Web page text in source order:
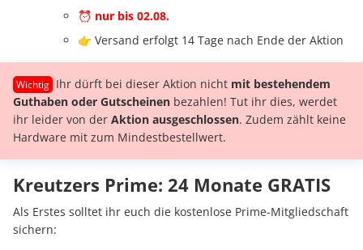
⏰ nur bis 02.08.
👉 Versand erfolgt 14 Tage nach Ende der Aktion
Ihr dürft bei dieser Aktion nicht mit bestehendem
Guthaben oder Gutscheinen bezahlen! Tut ihr dies, werdet
ihr leider von der Aktion ausgeschlossen. Zudem zählt keine
Hardware mit zum Mindestbestellwert.
Kreutzers Prime: 24 Monate GRATIS
Als Erstes solltet ihr euch die kostenlose Prime-Mitgliedschaft
sichern: